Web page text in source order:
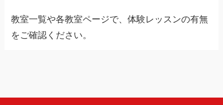
教室一覧や各教室ページで、体験レッスンの有無
をご確認ください。